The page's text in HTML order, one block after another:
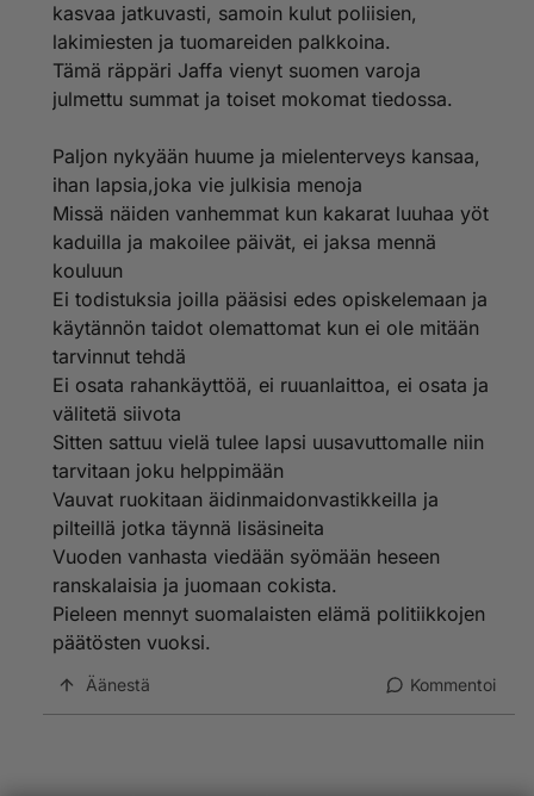
kasvaa jatkuvasti, samoin kulut poliisien,
lakimiesten ja tuomareiden palkkoina.
Tämä räppäri Jaffa vienyt suomen varoja
julmettu summat ja toiset mokomat tiedossa.
Paljon nykyään huume ja mielenterveys kansaa,
ihan lapsia,joka vie julkisia menoja
Missä näiden vanhemmat kun kakarat luuhaa yöt
kaduilla ja makoilee päivät, ei jaksa mennä
kouluun
Ei todistuksia joilla pääsisi edes opiskelemaan ja
käytännön taidot olemattomat kun ei ole mitään
tarvinnut tehdä
Ei osata rahankäyttöä, ei ruuanlaittoa, ei osata ja
välitetä siivota
Sitten sattuu vielä tulee lapsi uusavuttomalle niin
tarvitaan joku helppimään
Vauvat ruokitaan äidinmaidonvastikkeilla ja
pilteillä jotka täynnä lisäsineita
Vuoden vanhasta viedään syömään heseen
ranskalaisia ja juomaan cokista.
Pieleen mennyt suomalaisten elämä politiikkojen
päätösten vuoksi.
Äänestä Kommentoi